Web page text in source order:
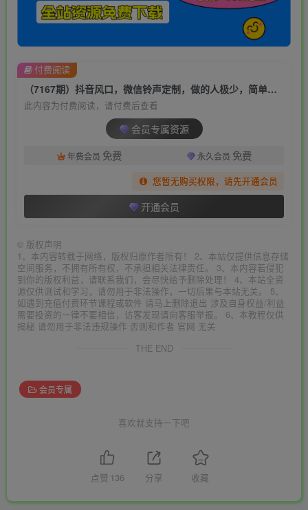
（7167期）抖音风口，微信铃声定制，做的人极少，简单无脑不需要自己会制作，每天…
此内容为付费阅读，请付费后查看
会员专属资源
年费会员 免费 永久会员 免费
您暂无购买权限，请先开通会员
开通会员
付费阅读
© 版权声明
1、本内容转载于网络，版权归原作者所有！ 2、本站仅提供信息存储
空间服务，不拥有所有权，不承担相关法律责任。 3、本内容若侵犯
到你的版权利益，请联系我们，会尽快给予删除处理！ 4、本站全资
源仅供测试和学习，请勿用于非法操作，一切后果与本站无关。 5、
如遇到充值付费环节课程或软件 请马上删除退出 涉及自身权益/利益
需要投资的一律不要相信，访客发现请向客服举报。 6、本教程仅供
揭秘 请勿用于非法违规操作 否则和作者 官网 无关
THE END
会员专属
喜欢就支持一下吧
点赞 136 分享 收藏